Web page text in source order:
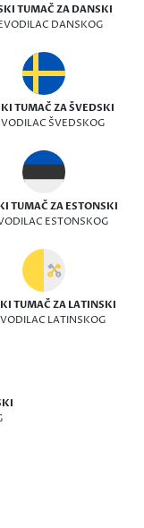
TUMAČ ZA DANSKI
DANSKOG
TUMAČ ZA ŠVEDSKI
ŠVEDSKOG
TUMAČ ZA ESTONSKI
ESTONSKOG
TUMAČ ZA LATINSKI
LATINSKOG